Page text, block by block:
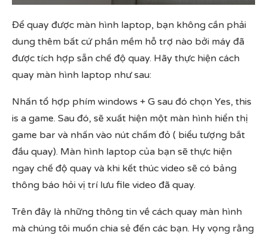
Để quay được màn hình laptop, bạn không cần phải
dung thêm bất cứ phần mềm hỗ trợ nào bởi máy đã
được tích hợp sẵn chế độ quay. Hãy thực hiện cách
quay màn hình laptop như sau:
Nhấn tổ hợp phím windows + G sau đó chọn Yes, this
is a game. Sau đó, sẽ xuất hiện một màn hình hiển thị
game bar và nhấn vào nút chấm đỏ ( biểu tượng bắt
đầu quay). Màn hình laptop của bạn sẽ thực hiện
ngay chế độ quay và khi kết thúc video sẽ có bảng
thông báo hỏi vị trí lưu file video đã quay.
Trên đây là những thông tin về cách quay màn hình
mà chúng tôi muốn chia sẻ đến các bạn. Hy vọng rằng